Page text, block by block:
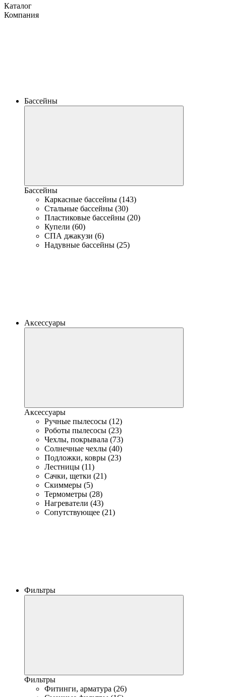
Каталог
Компания
Бассейны
Бассейны
Каркасные бассейны (143)
Стальные бассейны (30)
Пластиковые бассейны (20)
Купели (60)
СПА джакузи (6)
Надувные бассейны (25)
Аксессуары
Аксессуары
Ручные пылесосы (12)
Роботы пылесосы (23)
Чехлы, покрывала (73)
Солнечные чехлы (40)
Подложки, ковры (23)
Лестницы (11)
Сачки, щетки (21)
Скиммеры (5)
Термометры (28)
Нагреватели (43)
Сопутствующее (21)
Фильтры
Фильтры
Фитинги, арматура (26)